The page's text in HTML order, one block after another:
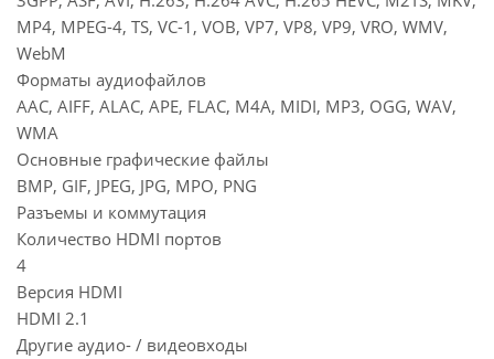
MP4, MPEG-4, TS, VC-1, VOB, VP7, VP8, VP9, VRO, WMV,
WebM
Форматы аудиофайлов
AAC, AIFF, ALAC, APE, FLAC, M4A, MIDI, MP3, OGG, WAV,
WMA
Основные графические файлы
BMP, GIF, JPEG, JPG, MPO, PNG
Разъемы и коммутация
Количество HDMI портов
4
Версия HDMI
HDMI 2.1
Другие аудио- / видеовходы